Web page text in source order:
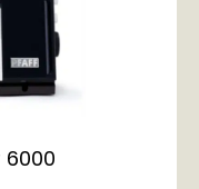
6000